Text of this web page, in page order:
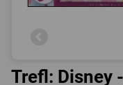
Trefl: Disney